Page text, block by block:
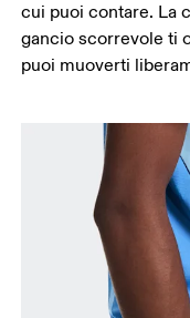
cui puoi contare. La
gancio scorrevole ti
puoi muoverti